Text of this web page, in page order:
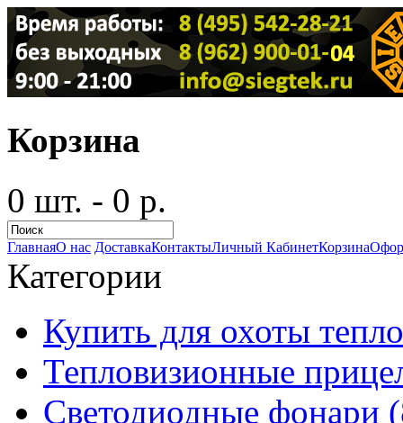
Корзина
0 шт. - 0 р.
ГлавнаяО нас ДоставкаКонтактыЛичный КабинетКорзина
Категории
Купить для охоты
Тепловизионные
Светодиодные фонари